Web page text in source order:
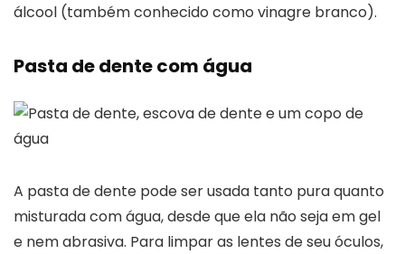
álcool (também conhecido como vinagre branco).
Pasta de dente com água
A pasta de dente pode ser usada tanto pura quanto
misturada com água, desde que ela não seja em gel
e nem abrasiva. Para limpar as lentes de seu óculos,